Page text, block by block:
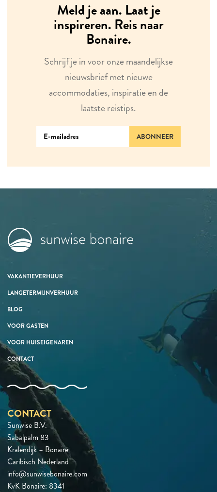
Meld je aan. Laat je
inspireren. Reis naar
Bonaire.
Schrijf je in voor onze maandelijkse
nieuwsbrief met nieuwe
accommodaties, inspiratie en de
laatste reistips.
ABONNEER
VAKANTIEVERHUUR
LANGETERMIJNVERHUUR
BLOG
VOOR GASTEN
VOOR HUISEIGENAREN
CONTACT
CONTACT
Sunwise B.V.
Sabalpalm 83
Kralendijk – Bonaire
Caribisch Nederland
info@sunwisebonaire.com
KvK Bonaire: 8341